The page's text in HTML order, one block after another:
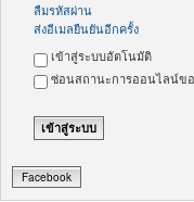
ลืมรหัสผ่าน
ส่งอีเมลยืนยันอีกครั้ง
เข้าสู่ระบบอัตโนมัติ
ซ่อนสถานะการออนไลน์ข
Facebook